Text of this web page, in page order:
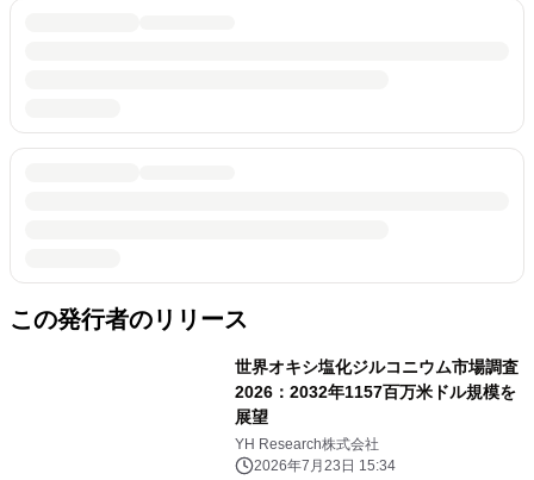
この発行者のリリース
世界オキシ塩化ジルコニウム市場調査
2026：2032年1157百万米ドル規模を
展望
YH Research株式会社
2026年7月23日 15:34